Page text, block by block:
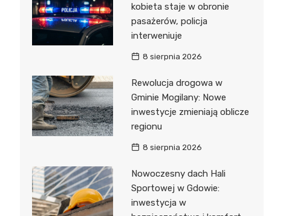
kobieta staje w obronie
pasażerów, policja
interweniuje
8 sierpnia 2026
Rewolucja drogowa w
Gminie Mogilany: Nowe
inwestycje zmieniają oblicze
regionu
8 sierpnia 2026
Nowoczesny dach Hali
Sportowej w Gdowie:
inwestycja w